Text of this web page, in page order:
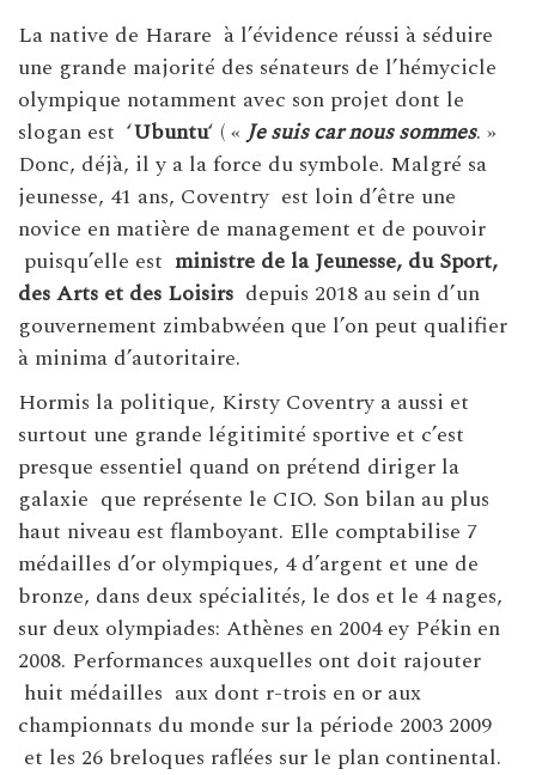
La native de Harare à l’évidence réussi à séduire
une grande majorité des sénateurs de l’hémycicle
olympique notamment avec son projet dont le
slogan est ‘Ubuntu‘ ( «Je suis car nous sommes. »
Donc, déjà, il y a la force du symbole. Malgré sa
jeunesse, 41 ans, Coventry est loin d’être une
novice en matière de management et de pouvoir
puisqu’elle est ministre de la Jeunesse, du Sport,
des Arts et des Loisirs depuis 2018 au sein d’un
gouvernement zimbabwéen que l’on peut qualifier
à minima d’autoritaire.
Hormis la politique, Kirsty Coventry a aussi et
surtout une grande légitimité sportive et c’est
presque essentiel quand on prétend diriger la
galaxie que représente le CIO. Son bilan au plus
haut niveau est flamboyant. Elle comptabilise 7
médailles d’or olympiques, 4 d’argent et une de
bronze, dans deux spécialités, le dos et le 4 nages,
sur deux olympiades: Athènes en 2004 ey Pékin en
2008. Performances auxquelles ont doit rajouter
huit médailles aux dont r-trois en or aux
championnats du monde sur la période 2003 2009
et les 26 breloques raflées sur le plan continental.